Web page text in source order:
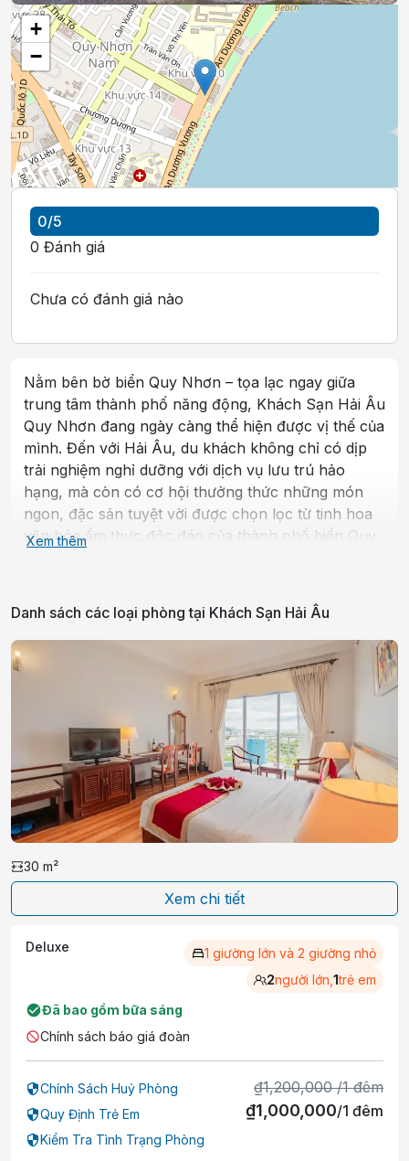
+
−
0/5
0 Đánh giá
Chưa có đánh giá nào
Nằm bên bờ biển Quy Nhơn – tọa lạc ngay giữa
trung tâm thành phố năng động, Khách Sạn Hải Âu
Quy Nhơn đang ngày càng thể hiện được vị thế của
mình. Đến với Hải Âu, du khách không chỉ có dịp
trải nghiệm nghỉ dưỡng với dịch vụ lưu trú hảo
hạng, mà còn có cơ hội thưởng thức những món
ngon, đặc sản tuyệt vời được chọn lọc từ tinh hoa
văn hóa ẩm thực độc đáo của thành phố biển Quy
chất lượng, Hải Âu tự tin rằng mình có thể đáp ứng
được mọi nhu cầu của quý khách hàng!
Xem thêm
Danh sách các loại phòng tại Khách Sạn Hải Âu
30 m²
Xem chi tiết
Deluxe
1 giường lớn và 2 giường nhỏ
2người lớn, 1trẻ em
Đã bao gồm bữa sáng
Chính sách báo giá đoàn
Chính Sách Huỷ Phòng
Quy Định Trẻ Em
Kiểm Tra Tình Trạng Phòng
₫1,200,000 /1 đêm
₫1,000,000/1 đêm